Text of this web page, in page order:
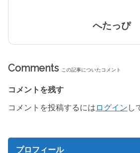
へたっぴ
Comments この記事についたコメント
コメントを残す
コメントを投稿するには ログイン し
プロフィール